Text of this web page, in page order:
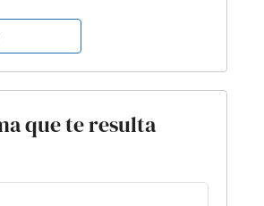
que te resulta